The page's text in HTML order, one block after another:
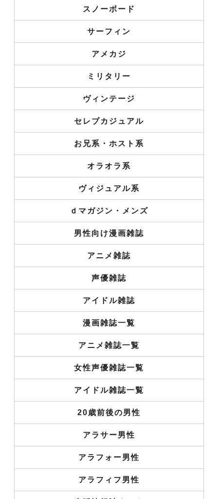
スノーボード
サーフィン
アメカジ
ミリタリー
ヴィンテージ
セレブカジュアル
お兄系・ホスト系
オラオラ系
ヴィジュアル系
ｄマガジン・メンズ
男性向け漫画雑誌
アニメ雑誌
声優雑誌
アイドル雑誌
漫画雑誌一覧
アニメ雑誌一覧
女性声優雑誌一覧
アイドル雑誌一覧
20歳前後の男性
アラサー男性
アラフォー男性
アラフィフ男性